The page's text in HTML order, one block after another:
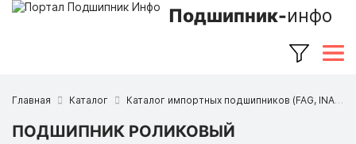
Подшипник-инфо
Главная Каталог Каталог импортных подшипников (FAG, INA, SKF, NSK, Timken и др.)
ПОДШИПНИК РОЛИКОВЫЙ